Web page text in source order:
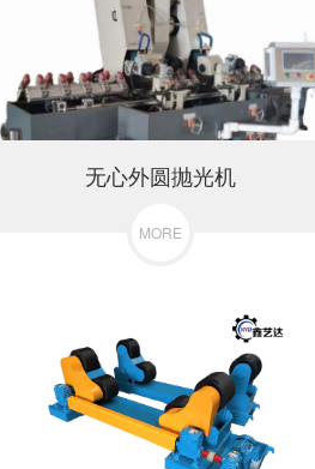
无心外圆抛光机
MORE